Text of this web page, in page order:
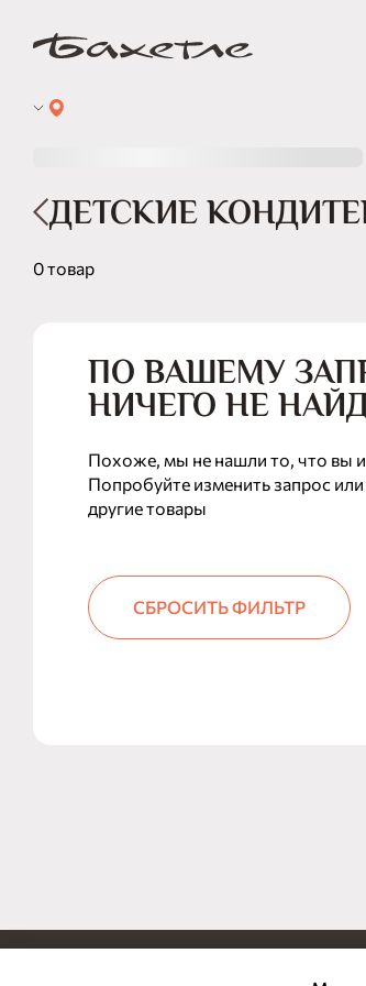
ДЕТСКИЕ
0 товар
ПО ВАШЕМУ
НИЧЕГО НЕ
Похоже, мы не нашли то, что вы
Попробуйте изменить запрос
другие товары
СБРОСИТЬ ФИЛЬТР